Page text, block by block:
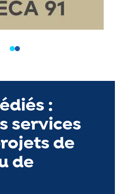
:
services
de
de